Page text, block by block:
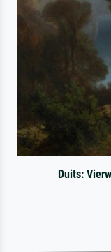
Duits: